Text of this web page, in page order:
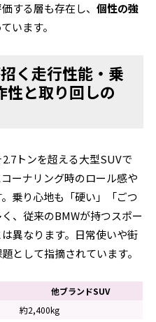
する層も存在し、個性の強
います。
く走行性能・乗
性と取り回しの
トンを超える大型SUVで
ーナリング時のロール感や
乗り心地も「硬い」「ごつ
、従来のBMWが持つスポー
異なります。日常使いや街
として指摘されています。
他ブランドSUV
約2,400kg